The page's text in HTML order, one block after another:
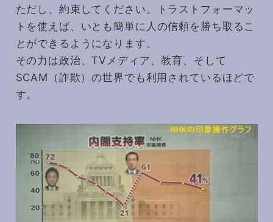
ただし、約束してください。トラストフォーマッ
トを使えば、いとも簡単に人の信頼を勝ち取るこ
とができるようになります。
その力は政治、TVメディア、教育、そして
SCAM（詐欺）の世界でも利用されているほどで
す。